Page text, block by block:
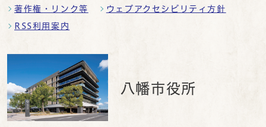
著作権・リンク等 ウェブアクセシビリティ方針
RSS利用案内
八幡市役所